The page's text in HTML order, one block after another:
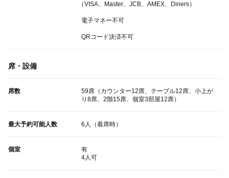
（VISA、Master、JCB、AMEX、Diners）
電子マネー不可
QRコード決済不可
席・設備
席数
59席（カウンター12席、テーブル12席、小上が
り8席、2階15席、個室3部屋12席）
最大予約可能人数 6人（着席時）
個室
有
4人可